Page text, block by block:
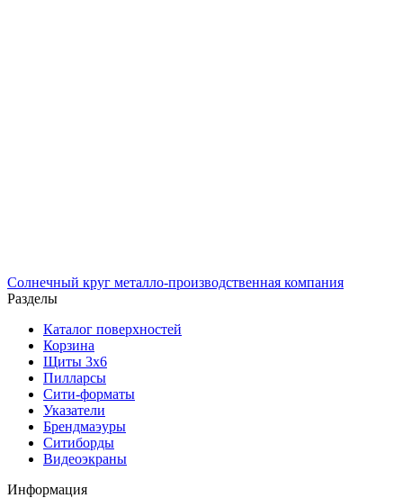
Солнечный круг металло-производственная компания
Разделы
Каталог поверхностей
Корзина
Щиты 3х6
Пилларсы
Сити-форматы
Указатели
Брендмаэуры
Ситиборды
Видеоэкраны
Информация